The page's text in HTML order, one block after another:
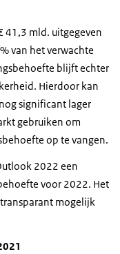
41,3 mld. uitgegeven
van het verwachte
blijft echter
Hierdoor kan
significant lager
gebruiken om
op te vangen.
2022 een
voor 2022. Het
mogelijk